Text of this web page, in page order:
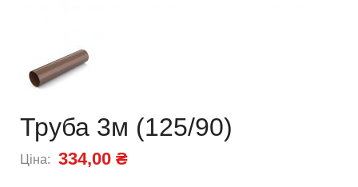
Труба 3м (125/90)
Ціна: 334,00 ₴